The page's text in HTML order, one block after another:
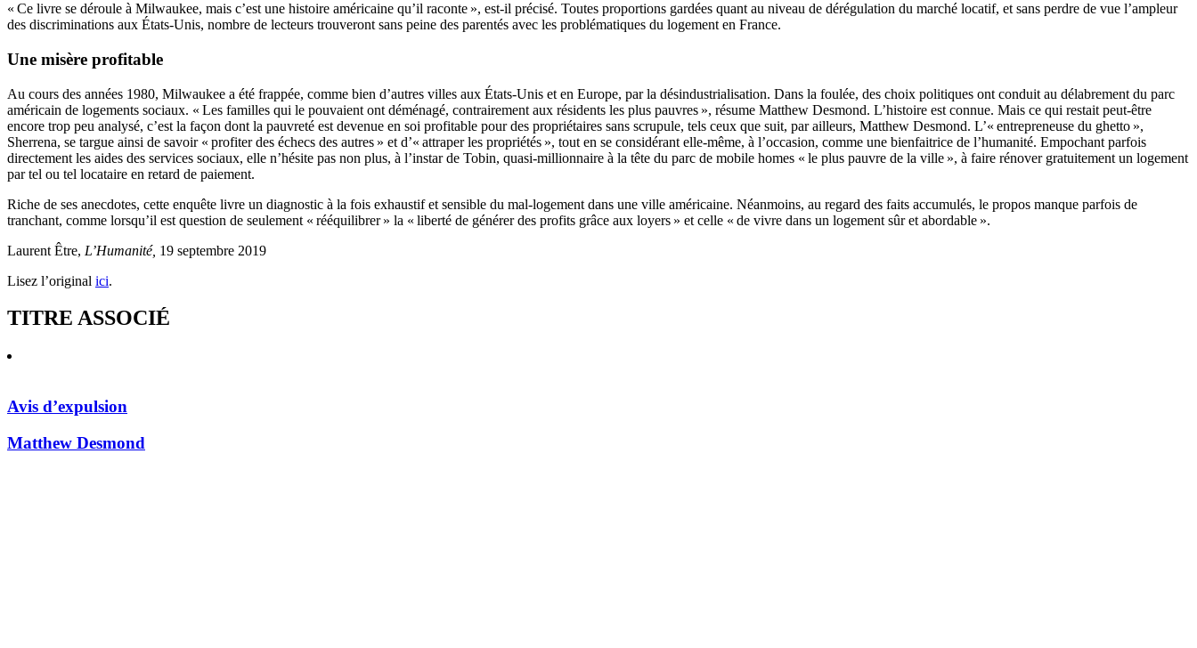
« Ce livre se déroule à Milwaukee, mais c’est une histoire américaine qu’il raconte », est-il précisé. Toutes proportions gardées quant au niveau de dérégulation du marché locatif, et sans perdre de vue l’ampleur
des discriminations aux États-Unis, nombre de lecteurs trouveront sans peine des parentés avec les problématiques du logement en France.
Une misère profitable
Au cours des années 1980, Milwaukee a été frappée, comme bien d’autres villes aux États-Unis et en Europe, par la désindustrialisation. Dans la foulée, des choix politiques ont conduit au délabrement du parc
américain de logements sociaux. « Les familles qui le pouvaient ont déménagé, contrairement aux résidents les plus pauvres », résume Matthew Desmond. L’histoire est connue. Mais ce qui restait peut-être
encore trop peu analysé, c’est la façon dont la pauvreté est devenue en soi profitable pour des propriétaires sans scrupule, tels ceux que suit, par ailleurs, ­Matthew Desmond. L’« entrepreneuse du ghetto »,
Sherrena, se targue ainsi de savoir « profiter des échecs des autres » et d’« attraper les propriétés », tout en se considérant elle-même, à l’occasion, comme une bienfaitrice de l’humanité. Empochant parfois
directement les aides des services sociaux, elle n’hésite pas non plus, à l’instar de Tobin, quasi-millionnaire à la tête du parc de mobile homes « le plus pauvre de la ville », à faire rénover gratuitement un logement
par tel ou tel locataire en retard de paiement.
Riche de ses anecdotes, cette enquête livre un diagnostic à la fois exhaustif et sensible du mal-logement dans une ville américaine. Néanmoins, au regard des faits accumulés, le propos manque parfois de
tranchant, comme lorsqu’il est question de seulement « rééquilibrer » la « liberté de générer des profits grâce aux loyers » et celle « de vivre dans un logement sûr et abordable ».
Laurent Être, L’Humanité, 19 septembre 2019
Lisez l’original ici.
TITRE ASSOCIÉ
Avis d’expulsion
Matthew Desmond